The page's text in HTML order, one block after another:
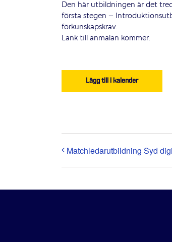
Den här utbildningen är det
första stegen –
förkunskapskrav.
Länk till anmälan kommer.
Lägg till i kalender
Matchledarutbildning Syd